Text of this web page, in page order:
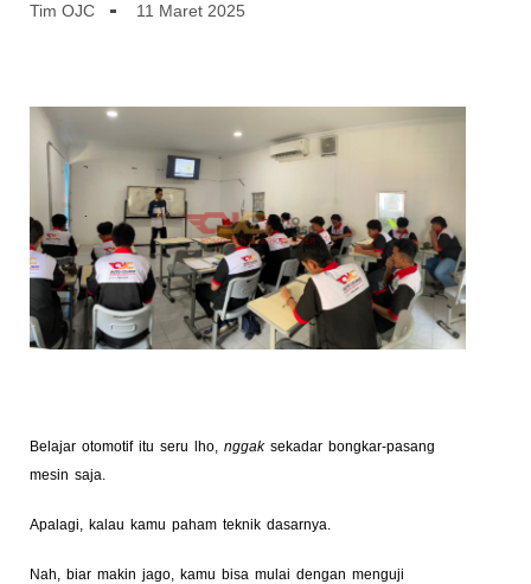
Tim OJC 11 Maret 2025
Belajar otomotif itu seru lho, nggak sekadar bongkar-pasang
mesin saja.
Apalagi, kalau kamu paham teknik dasarnya.
Nah, biar makin jago, kamu bisa mulai dengan menguji